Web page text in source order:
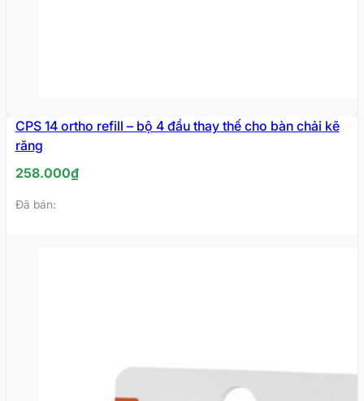
CPS 14 ortho refill – bộ 4 đầu thay thế cho bàn chải kẽ
răng
258.000₫
Đã bán: